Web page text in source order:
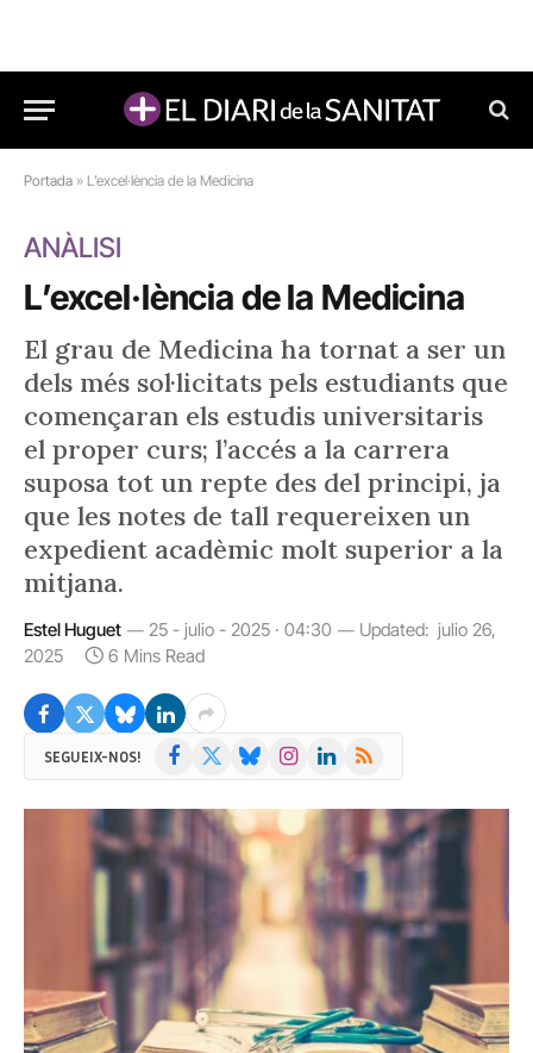
Portada » L’excel·lència de la Medicina
ANÀLISI
L’excel·lència de la Medicina
El grau de Medicina ha tornat a ser un
dels més sol·licitats pels estudiants que
començaran els estudis universitaris
el proper curs; l’accés a la carrera
suposa tot un repte des del principi, ja
que les notes de tall requereixen un
expedient acadèmic molt superior a la
mitjana.
Estel Huguet 25 - julio - 2025 · 04:30 Updated: julio 26,
2025
6 Mins Read
SEGUEIX-NOS! Facebook BlueskyInstagramLinkedIn
RSS